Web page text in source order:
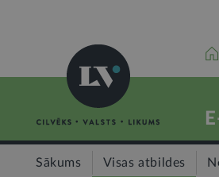
Sākums Visas atbildes